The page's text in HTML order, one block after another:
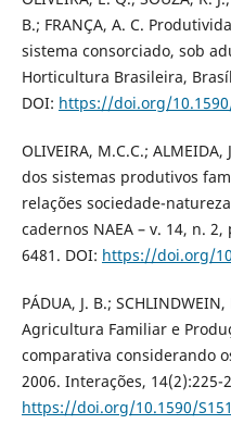
B.; FRANÇA, A. C.
sistema consorciado, sob
Horticultura Brasileira,
DOI: https://doi.org/
OLIVEIRA, M.C.C.;
dos sistemas produtivos
relações sociedade-
cadernos NAEA – v. 14, n.
6481. DOI: https://doi.org/
PÁDUA, J. B.;
Agricultura Familiar e
comparativa considerando
2006. Interações, 14(2):225-
https://doi.org/10.1590/